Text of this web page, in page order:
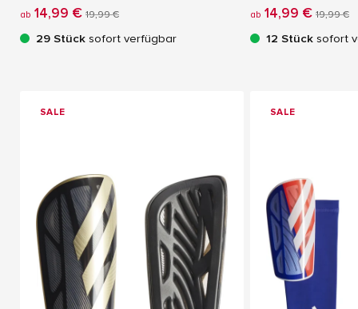
ab 14,99 € 19,99 €
29 Stück sofort verfügbar
ab 14,99 € 19,99 €
12 Stück sofort
SALE SALE